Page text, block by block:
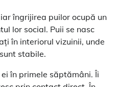
îngrijirea puilor ocupă un
lor social. Puii se nasc
în interiorul vizuinii, unde
stabile.
în primele săptămâni. Îi